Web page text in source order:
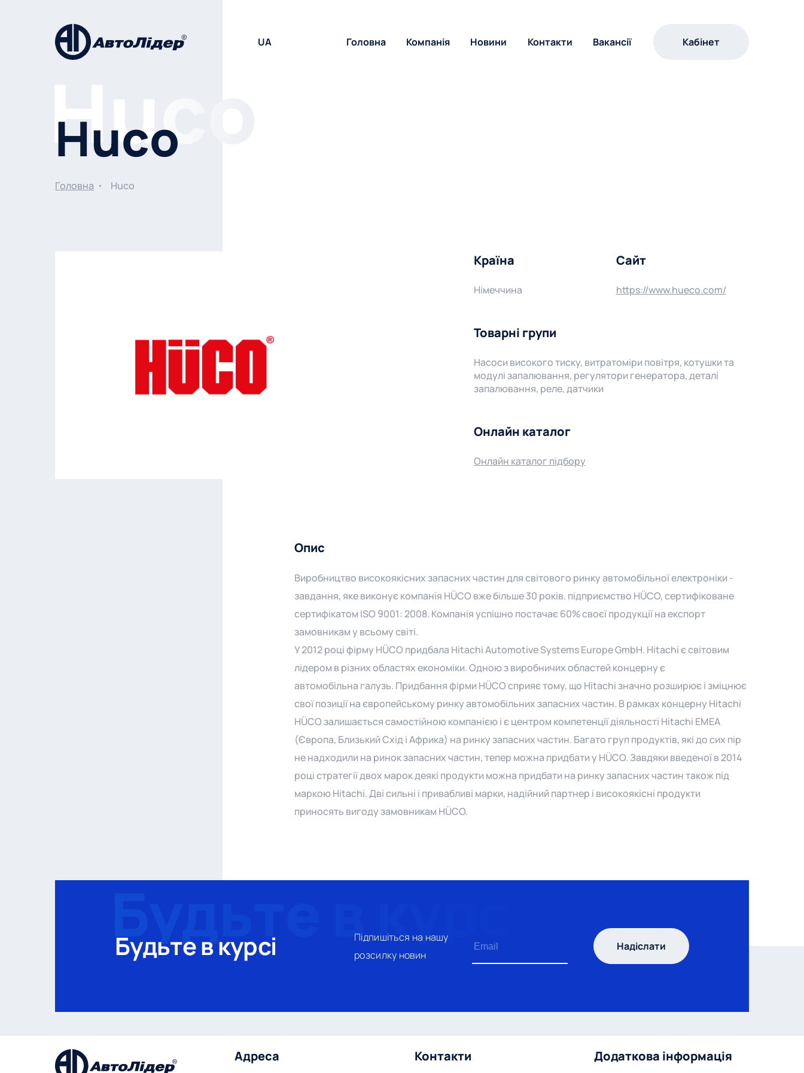
UA Головна Компанія Новини Контакти Вакансії Кабінет
Huco
Головна Huco
Країна
Німеччина
Сайт
https://www.hueco.com/
Товарні групи
Насоси високого тиску, витратоміри повітря, котушки та
модулі запалювання, регулятори генератора, деталі
запалювання, реле, датчики
Онлайн каталог
Онлайн каталог підбору
Опис
Виробництво високоякісних запасних частин для світового ринку автомобільної електроніки -
завдання, яке виконує компанія HÜCO вже більше 30 років. підприємство HÜCO, сертифіковане
сертифікатом ISO 9001: 2008. Компанія успішно постачає 60% своєї продукції на експорт
замовникам у всьому світі.
У 2012 році фірму HÜCO придбала Hitachi Automotive Systems Europe GmbH. Hitachi є світовим
лідером в різних областях економіки. Одною з виробничих областей концерну є
автомобільна галузь. Придбання фірми HÜCO сприяє тому, що Hitachi значно розширює і зміцнює
свої позиції на європейському ринку автомобільних запасних частин. В рамках концерну Hitachi
HÜCO залишається самостійною компанією і є центром компетенції діяльності Hitachi EMEA
(Європа, Близький Схід і Африка) на ринку запасних частин. Багато груп продуктів, які до сих пір
не надходили на ринок запасних частин, тепер можна придбати у HÜCO. Завдяки введеної в 2014
році стратегії двох марок деякі продукти можна придбати на ринку запасних частин також під
маркою Hitachi. Дві сильні і привабливі марки, надійний партнер і високоякісні продукти
приносять вигоду замовникам HÜCO.
Будьте в курсі
Підпишіться на нашу
розсилку новин
Надіслати
Адреса Контакти Додаткова інформація